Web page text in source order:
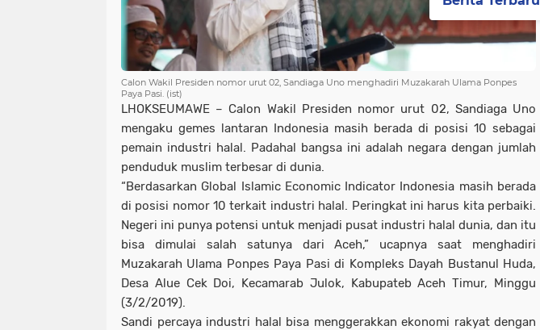
Calon Wakil Presiden nomor urut 02, Sandiaga Uno menghadiri Muzakarah Ulama Ponpes
Paya Pasi. (ist)
LHOKSEUMAWE – Calon Wakil Presiden nomor urut 02, Sandiaga Uno
mengaku gemes lantaran Indonesia masih berada di posisi 10 sebagai
pemain industri halal. Padahal bangsa ini adalah negara dengan jumlah
penduduk muslim terbesar di dunia.
“Berdasarkan Global Islamic Economic Indicator Indonesia masih berada
di posisi nomor 10 terkait industri halal. Peringkat ini harus kita perbaiki.
Negeri ini punya potensi untuk menjadi pusat industri halal dunia, dan itu
bisa dimulai salah satunya dari Aceh,” ucapnya saat menghadiri
Muzakarah Ulama Ponpes Paya Pasi di Kompleks Dayah Bustanul Huda,
Desa Alue Cek Doi, Kecamarab Julok, Kabupateb Aceh Timur, Minggu
(3/2/2019).
Sandi percaya industri halal bisa menggerakkan ekonomi rakyat dengan